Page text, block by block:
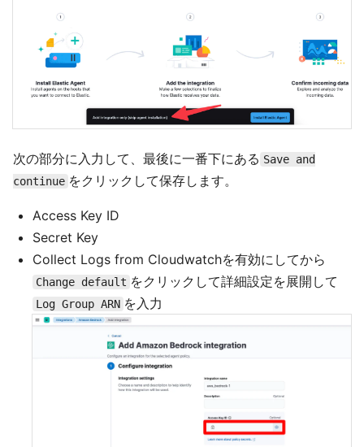
次の部分に入力して、最後に一番下にある Save and
continue をクリックして保存します。
Access Key ID
Secret Key
Collect Logs from Cloudwatchを有効にしてから
Change default をクリックして詳細設定を展開して
Log Group ARN を入力